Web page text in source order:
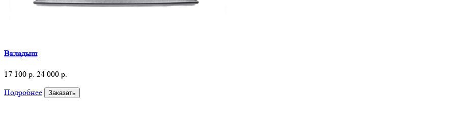
Вкладыш
17 100 р. 24 000 р.
Подробнее
Заказать